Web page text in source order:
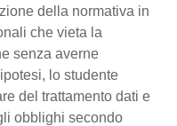
della normativa in
che vieta la
senza averne
lo studente
del trattamento dati e
obblighi secondo